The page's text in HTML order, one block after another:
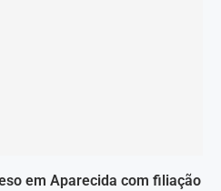
em Aparecida com filiação